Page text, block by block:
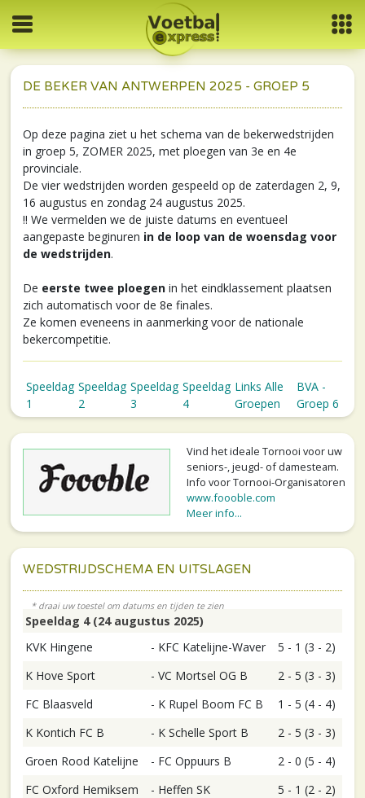
DE BEKER VAN ANTWERPEN 2025 - GROEP 5
Op deze pagina ziet u het schema van de bekerwedstrijden
in groep 5, ZOMER 2025, met ploegen van 3e en 4e
provinciale.
De vier wedstrijden worden gespeeld op de zaterdagen 2, 9,
16 augustus en zondag 24 augustus 2025.
!! We vermelden we de juiste datums en eventueel
aangepaste beginuren in de loop van de woensdag voor
de wedstrijden.
De eerste twee ploegen in het eindklassement plaatsen
zich automatisch voor de 8e finales.
Ze komen eveneens in aanmerking voor de nationale
bekercompetitie.
Speeldag
1
Speeldag
2
Speeldag
3
Speeldag
4
Links Alle
Groepen
BVA -
Groep 6
Vind het ideale Tornooi voor uw
seniors-, jeugd- of damesteam.
Info voor Tornooi-Organisatoren
www.foooble.com
Meer info...
WEDSTRIJDSCHEMA EN UITSLAGEN
Speeldag 4 (24 augustus 2025)
KVK Hingene
- KFC Katelijne-Waver
5 - 1 (3 - 2)
K Hove Sport
- VC Mortsel OG B
2 - 5 (3 - 3)
FC Blaasveld
- K Rupel Boom FC B
1 - 5 (4 - 4)
K Kontich FC B
- K Schelle Sport B
2 - 5 (3 - 3)
Groen Rood Katelijne
- FC Oppuurs B
2 - 0 (5 - 4)
FC Oxford Hemiksem
- Heffen SK
5 - 1 (2 - 2)